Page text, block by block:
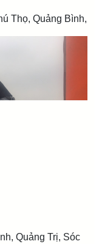
Thọ, Quảng Bình,
Quảng Trị, Sóc